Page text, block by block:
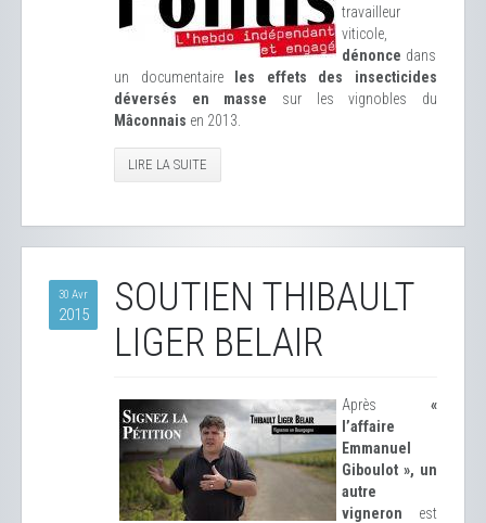
travailleur
viticole,
dénonce dans
un documentaireles effets des insecticides
déversés en masse sur les vignobles du
Mâconnais en 2013.
LIRE LA SUITE
30 Avr
2015
SOUTIEN THIBAULT
LIGER BELAIR
Après «
l’affaire
Emmanuel
Giboulot », un
autre
vigneron est